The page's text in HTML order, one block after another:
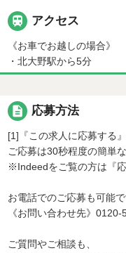
 アクセス
《お車でお越しの場合》
・北大野駅から5分
description 応募方法
[1]『この求人に応募する
ご応募は30秒程度の簡単
※Indeedをご覧の方は『
お電話でのご応募も可能で
《お問い合わせ先》
ご質問やご相談も、